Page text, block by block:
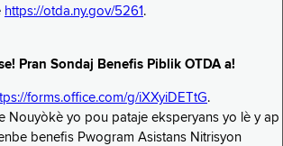
https://otda.ny.gov/5261 .
Pran Sondaj Benefis Piblik OTDA a!
forms.office.com/g/iXXyiDETtG.
Nouyòkè yo pou pataje eksperyans yo lè y ap
benefis Pwogram Asistans Nitrisyon